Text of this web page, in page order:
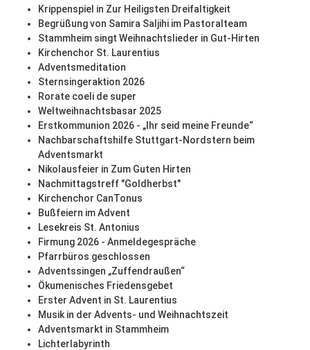
Krippenspiel in Zur Heiligsten Dreifaltigkeit
Begrüßung von Samira Saljihi im Pastoralteam
Stammheim singt Weihnachtslieder in Gut-Hirten
Kirchenchor St. Laurentius
Adventsmeditation
Sternsingeraktion 2026
Rorate coeli de super
Weltweihnachtsbasar 2025
Erstkommunion 2026 - „Ihr seid meine Freunde“
Nachbarschaftshilfe Stuttgart-Nordstern beim
Adventsmarkt
Nikolausfeier in Zum Guten Hirten
Nachmittagstreff "Goldherbst"
Kirchenchor CanTonus
Bußfeiern im Advent
Lesekreis St. Antonius
Firmung 2026 - Anmeldegespräche
Pfarrbüros geschlossen
Adventssingen „Zuffendraußen“
Ökumenisches Friedensgebet
Erster Advent in St. Laurentius
Musik in der Advents- und Weihnachtszeit
Adventsmarkt in Stammheim
Lichterlabyrinth